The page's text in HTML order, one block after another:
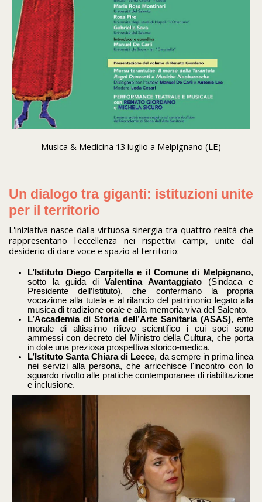
Musica & Medicina 13 luglio a Melpignano (LE)
Un dialogo tra giganti: istituzioni unite
per il territorio
L'iniziativa nasce dalla virtuosa sinergia tra quattro realtà che
rappresentano l'eccellenza nei rispettivi campi, unite dal
desiderio di dare voce e spazio al territorio:
L’Istituto Diego Carpitella e il Comune di Melpignano,
sotto la guida diValentina Avantaggiato (Sindaca e
Presidente dell’Istituto), che confermano la propria
vocazione alla tutela e al rilancio del patrimonio legato alla
musica di tradizione orale e alla memoria viva del Salento.
L’Accademia di Storia dell’Arte Sanitaria (ASAS), ente
morale di altissimo rilievo scientifico i cui soci sono
ammessi con decreto del Ministro della Cultura, che porta
in dote una preziosa prospettiva storico-medica.
L’Istituto Santa Chiara di Lecce, da sempre in prima linea
nei servizi alla persona, che arricchisce l'incontro con lo
sguardo rivolto alle pratiche contemporanee di riabilitazione
e inclusione.